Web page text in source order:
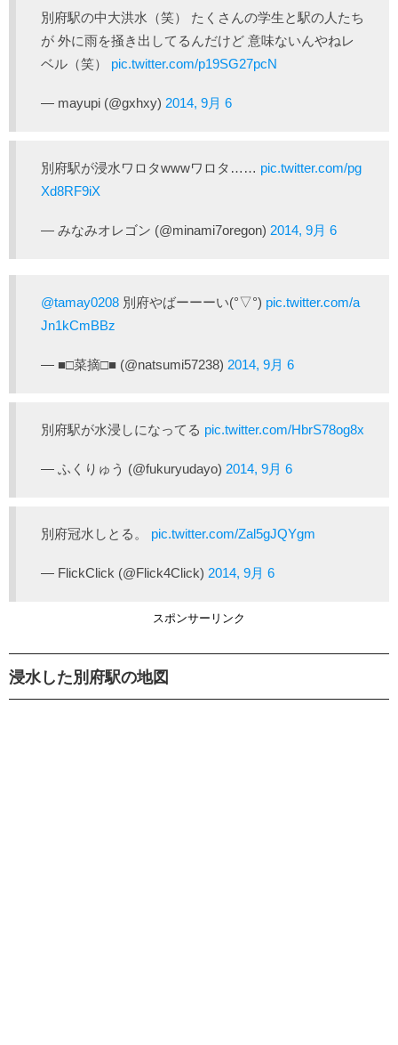
別府駅の中大洪水（笑） たくさんの学生と駅の人たち
が 外に雨を掻き出してるんだけど 意味ないんやねレ
ベル（笑） pic.twitter.com/p19SG27pcN
— mayupi (@gxhxy) 2014, 9月 6
別府駅が浸水ワロタwwwワロタ…… pic.twitter.com/pg
Xd8RF9iX
— みなみオレゴン (@minami7oregon) 2014, 9月 6
@tamay0208 別府やばーーーい(°▽°) pic.twitter.com/a
Jn1kCmBBz
— ■□菜摘□■ (@natsumi57238) 2014, 9月 6
別府駅が水浸しになってる pic.twitter.com/HbrS78og8x
— ふくりゅう (@fukuryudayo) 2014, 9月 6
別府冠水しとる。 pic.twitter.com/Zal5gJQYgm
— FlickClick (@Flick4Click) 2014, 9月 6
スポンサーリンク
浸水した別府駅の地図